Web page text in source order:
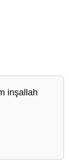
inşallah